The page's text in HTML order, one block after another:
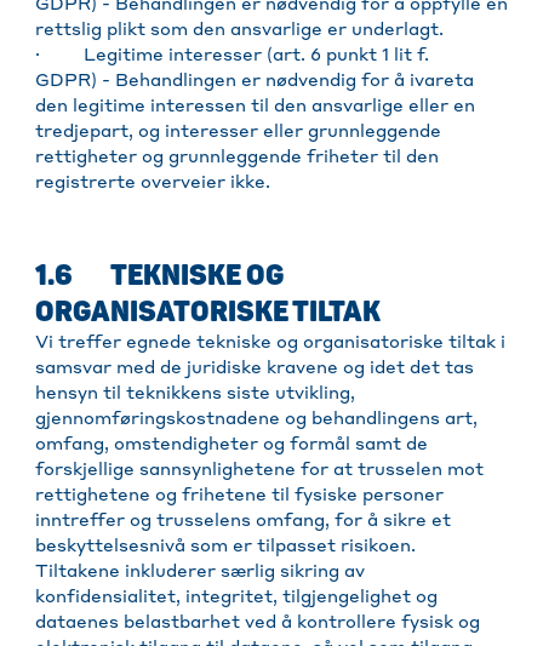
GDPR) - Behandlingen er nødvendig for å oppfylle en
rettslig plikt som den ansvarlige er underlagt.
· Legitime interesser (art. 6 punkt 1 lit f.
GDPR) - Behandlingen er nødvendig for å ivareta
den legitime interessen til den ansvarlige eller en
tredjepart, og interesser eller grunnleggende
rettigheter og grunnleggende friheter til den
registrerte overveier ikke.
1.6 TEKNISKE OG
ORGANISATORISKE TILTAK
Vi treffer egnede tekniske og organisatoriske tiltak i
samsvar med de juridiske kravene og idet det tas
hensyn til teknikkens siste utvikling,
gjennomføringskostnadene og behandlingens art,
omfang, omstendigheter og formål samt de
forskjellige sannsynlighetene for at trusselen mot
rettighetene og frihetene til fysiske personer
inntreffer og trusselens omfang, for å sikre et
beskyttelsesnivå som er tilpasset risikoen.
Tiltakene inkluderer særlig sikring av
konfidensialitet, integritet, tilgjengelighet og
dataenes belastbarhet ved å kontrollere fysisk og